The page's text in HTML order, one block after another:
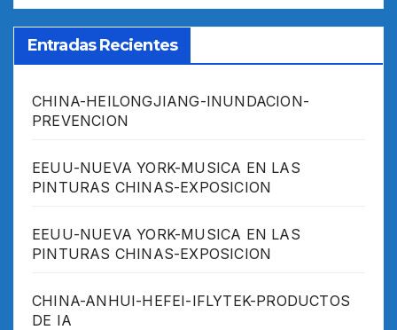
Entradas Recientes
CHINA-HEILONGJIANG-INUNDACION-
PREVENCION
EEUU-NUEVA YORK-MUSICA EN LAS
PINTURAS CHINAS-EXPOSICION
EEUU-NUEVA YORK-MUSICA EN LAS
PINTURAS CHINAS-EXPOSICION
CHINA-ANHUI-HEFEI-IFLYTEK-PRODUCTOS
DE IA